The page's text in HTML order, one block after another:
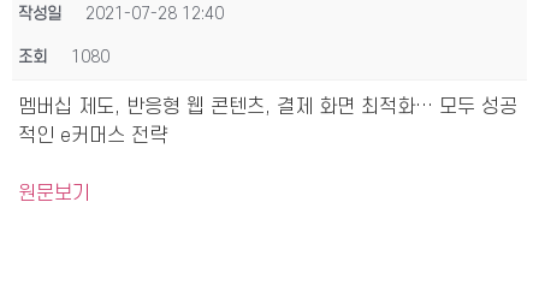
작성일 2021-07-28 12:40
조회 1080
멤버십 제도, 반응형 웹 콘텐츠, 결제 화면 최적화… 모두 성공
적인 e커머스 전략
원문보기